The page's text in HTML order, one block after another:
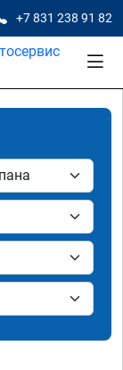
+7 831 238 91 82